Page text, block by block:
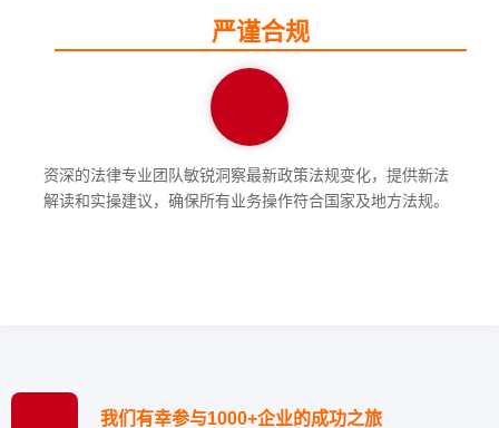
严谨合规
资深的法律专业团队敏锐洞察最新政策法规变化，提供新法
解读和实操建议，确保所有业务操作符合国家及地方法规。
我们有幸参与1000+企业的成功之旅